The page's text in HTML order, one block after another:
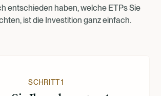
entschieden haben, welche ETPs Sie
ist die Investition ganz einfach.
SCHRITT 1